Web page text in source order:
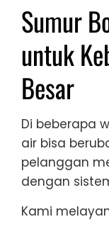
Sumur
untuk
Besar
Di beberapa
air bisa
pelanggan
dengan
Kami